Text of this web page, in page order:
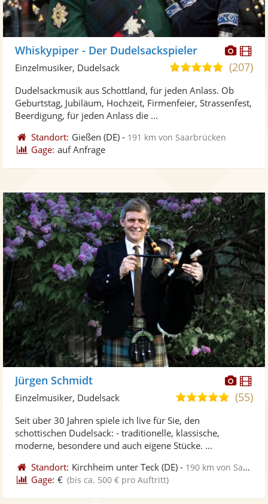
Whiskypiper - Der Dudelsackspieler
5,0
5
Sternen
(207)
Einzelmusiker, Dudelsack
Dudelsackmusik aus Schottland, für jeden Anlass. Ob
Geburtstag, Jubiläum, Hochzeit, Firmenfeier, Strassenfest,
Beerdigung, für jeden Anlass die ...
Standort: Gießen (DE) - 191 km von Saarbrücken
Gage: auf Anfrage
Jürgen Schmidt
5,0(55)
Einzelmusiker, Dudelsack
Seit über 30 Jahren spiele ich live für Sie, den
schottischen Dudelsack: - traditionelle, klassische,
moderne, besondere und auch eigene Stücke. ...
Standort: Kirchheim unter Teck (DE) - 190 km von Saarbrücken
Gage: € (bis ca. 500 € pro Auftritt)